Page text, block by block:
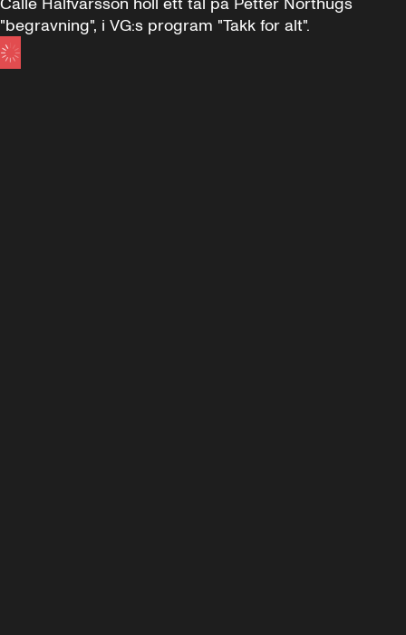
"begravning", i VG:s program "Takk for alt".